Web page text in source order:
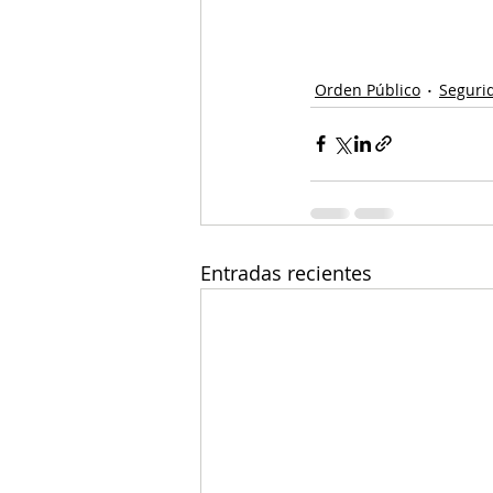
Orden Público
Entradas recientes